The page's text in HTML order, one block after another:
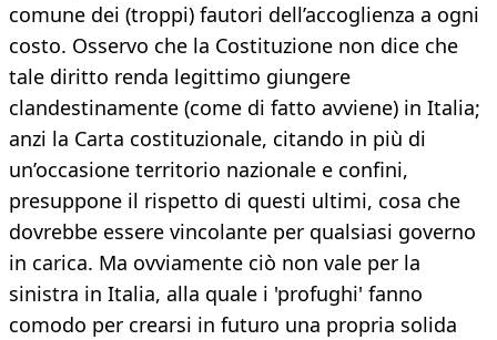
comune dei (troppi) fautori dell’accoglienza a ogni
costo. Osservo che la Costituzione non dice che
tale diritto renda legittimo giungere
clandestinamente (come di fatto avviene) in Italia;
anzi la Carta costituzionale, citando in più di
un’occasione territorio nazionale e confini,
presuppone il rispetto di questi ultimi, cosa che
dovrebbe essere vincolante per qualsiasi governo
in carica. Ma ovviamente ciò non vale per la
sinistra in Italia, alla quale i 'profughi' fanno
comodo per crearsi in futuro una propria solida